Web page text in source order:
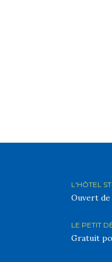
L'HÔTEL
Ouvert
LE PETIT
Gratuit